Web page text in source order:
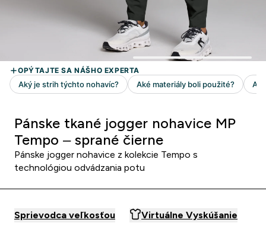
Pánske tkané jogger nohavice MP
Tempo – sprané čierne
Pánske jogger nohavice z kolekcie Tempo s
technológiou odvádzania potu
Sprievodca veľkosťou Virtuálne Vyskúšanie